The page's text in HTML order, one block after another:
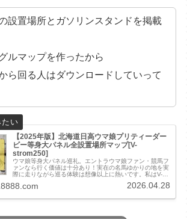
設置場所とガソリンスタンドを掲載
ルマップを作ったから
ら回る人はダウンロードしていって
【2025年版】北海道日高ウマ娘プリティーダー
ビー等身大パネル全設置場所マップ[V-
strom250]
ウマ娘等身大パネル巡礼。エントラウマ娘ファン・競馬フ
ァンなら行く価値は十分あり！実在の名馬ゆかりの地を実
際に走りながら巡る体験は想像以上に熱いです。私はV-
は終わりません！施設...
2026.04.28